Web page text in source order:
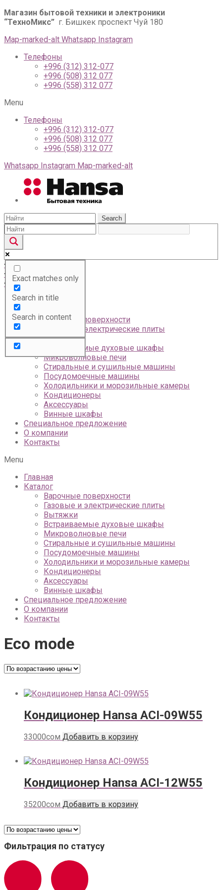
Магазин бытовой техники и электроники
“ТехноМикс” г. Бишкек проспект Чуй 180
Map-marked-alt Whatsapp Instagram
Телефоны
+996 (312) 312-077
+996 (508) 312 077
+996 (558) 312 077
Menu
Телефоны
+996 (312) 312-077
+996 (508) 312 077
+996 (558) 312 077
Whatsapp Instagram Map-marked-alt
Search
Exact matches only
Search in title
Search in content
+996 (312) 312-077
+996 (508) 312 077
+996 (558) 312 077
Главная
Варочные поверхности
Газовые и электрические плиты
Вытяжки
Встраиваемые духовые шкафы
Микроволновые печи
Стиральные и сушильные машины
Посудомоечные машины
Холодильники и морозильные камеры
Кондиционеры
Аксессуары
Винные шкафы
Специальное предложение
О компании
Контакты
Menu
Главная
Каталог
Варочные поверхности
Газовые и электрические плиты
Вытяжки
Встраиваемые духовые шкафы
Микроволновые печи
Стиральные и сушильные машины
Посудомоечные машины
Холодильники и морозильные камеры
Кондиционеры
Аксессуары
Винные шкафы
Специальное предложение
О компании
Контакты
Eco mode
Кондиционер Hansa ACI-09W55
33000сом Добавить в корзину
Кондиционер Hansa ACI-12W55
35200сом Добавить в корзину
Фильтрация по статусу